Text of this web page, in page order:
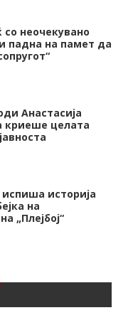
неочекувано
падна на памет да
Анастасија
криеше целата
историја
на
„Плејбој“